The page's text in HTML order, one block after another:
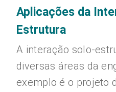
Aplicações da
Estrutura
A interação solo-
diversas áreas da
exemplo é o projeto